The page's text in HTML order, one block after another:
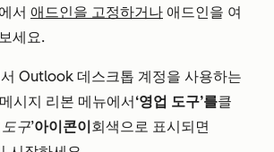
서 애드인을 고정하거나 애드인을 여
세요.
Outlook 데스크톱 계정을 사용하는
시지 리본 메뉴에서‘영업 도구’를클
구’아이콘이회색으로 표시되면